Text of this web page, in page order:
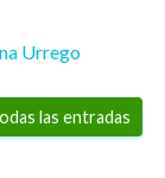
Urrego
las entradas